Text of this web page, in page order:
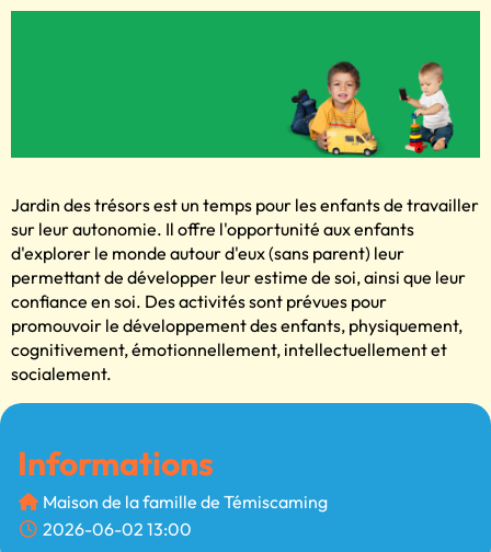
Jardin des trésors est un temps pour les enfants de travailler
sur leur autonomie. Il offre l'opportunité aux enfants
d'explorer le monde autour d'eux (sans parent) leur
permettant de développer leur estime de soi, ainsi que leur
confiance en soi. Des activités sont prévues pour
promouvoir le développement des enfants, physiquement,
cognitivement, émotionnellement, intellectuellement et
socialement.
Informations
Maison de la famille de Témiscaming
2026-06-02 13:00